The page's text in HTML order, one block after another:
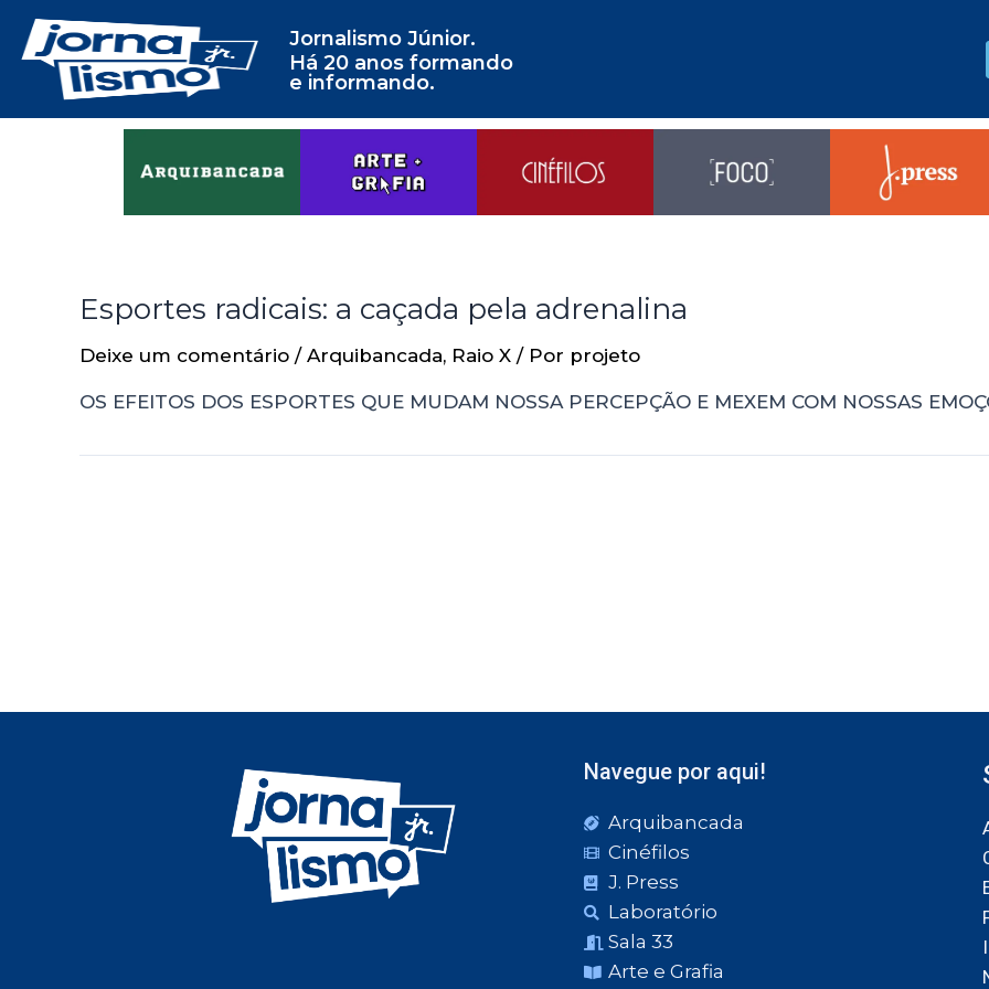
Jornalismo Júnior.
Há 20 anos formando
e informando.
Esportes radicais: a caçada pela adrenalina
Deixe um comentário / Arquibancada, Raio X / Por projeto
OS EFEITOS DOS ESPORTES QUE MUDAM NOSSA PERCEPÇÃO E MEXEM COM NOSSAS
Navegue por aqui!
Arquibancada
Cinéfilos
J. Press
Laboratório
Sala 33
Arte e Grafia